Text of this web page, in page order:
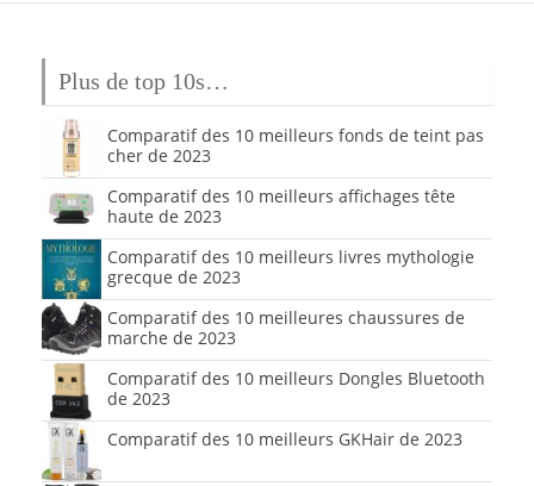
Plus de top 10s…
Comparatif des 10 meilleurs fonds de teint pas
cher de 2023
Comparatif des 10 meilleurs affichages tête
haute de 2023
Comparatif des 10 meilleurs livres mythologie
grecque de 2023
Comparatif des 10 meilleures chaussures de
marche de 2023
Comparatif des 10 meilleurs Dongles Bluetooth
de 2023
Comparatif des 10 meilleurs GKHair de 2023